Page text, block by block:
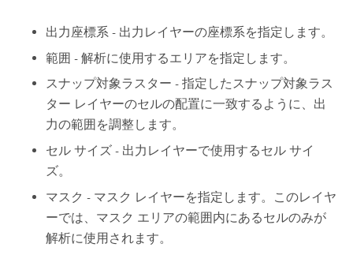
出力座標系 - 出力レイヤーの座標系を指定します。
範囲 - 解析に使用するエリアを指定します。
スナップ対象ラスター - 指定したスナップ対象ラス
ター レイヤーのセルの配置に一致するように、出
力の範囲を調整します。
セル サイズ - 出力レイヤーで使用するセル サイ
ズ。
マスク - マスク レイヤーを指定します。このレイヤ
ーでは、マスク エリアの範囲内にあるセルのみが
解析に使用されます。